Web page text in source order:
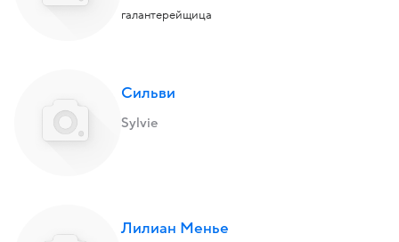
галантерейщица
Сильви
Sylvie
Лилиан Менье